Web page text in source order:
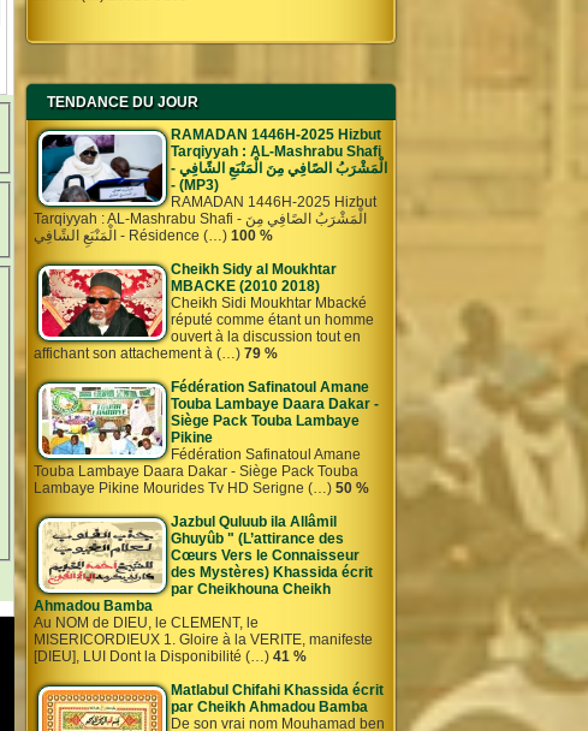
TENDANCE DU JOUR
RAMADAN 1446H-2025 Hizbut
Tarqiyyah : AL-Mashrabu Shafi
- الْمَشْرَبُ الصًافِي مِنَ الْمَنْبَعِ الشًافِي
- (MP3)
RAMADAN 1446H-2025 Hizbut
Tarqiyyah : AL-Mashrabu Shafi - الْمَشْرَبُ الصًافِي مِنَ
الْمَنْبَعِ الشًافِي - Résidence (…) 100 %
Cheikh Sidy al Moukhtar
MBACKE (2010 2018)
Cheikh Sidi Moukhtar Mbacké
réputé comme étant un homme
ouvert à la discussion tout en
affichant son attachement à (…) 79 %
Fédération Safinatoul Amane
Touba Lambaye Daara Dakar -
Siège Pack Touba Lambaye
Pikine
Fédération Safinatoul Amane
Touba Lambaye Daara Dakar - Siège Pack Touba
Lambaye Pikine Mourides Tv HD Serigne (…) 50 %
Jazbul Quluub ila Allâmil
Ghuyûb " (L’attirance des
Cœurs Vers le Connaisseur
des Mystères) Khassida écrit
par Cheikhouna Cheikh
Ahmadou Bamba
Au NOM de DIEU, le CLEMENT, le
MISERICORDIEUX 1. Gloire à la VERITE, manifeste
[DIEU], LUI Dont la Disponibilité (…) 41 %
Matlabul Chifahi Khassida écrit
par Cheikh Ahmadou Bamba
De son vrai nom Mouhamad ben